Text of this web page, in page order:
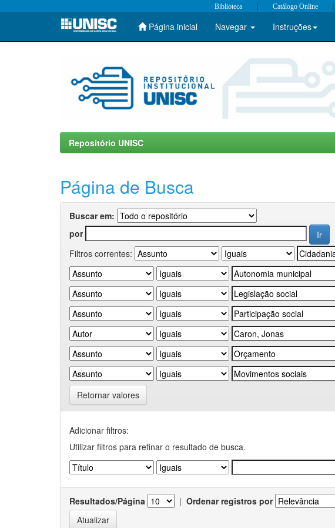
Skip
Biblioteca | Catálogo Online |
Página inicial Navegar Instruções
Repositório UNISC
Página de Busca
Buscar em:
por
Filtros correntes:
Retornar valores
Adicionar filtros:
Utilizar filtros para refinar o resultado de busca.
Resultados/Página | Ordenar registros por